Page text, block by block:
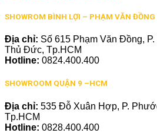
SHOWROM BÌNH LỢI – PHẠM VĂN ĐỒNG
Địa chỉ: Số 615 Phạm Văn Đồng,
Thủ Đức, Tp.HCM
Hotline: 0824.400.400
SHOWROOM QUẬN 9 –HCM
Địa chỉ: 535 Đỗ Xuân Hợp, P.
Tp.HCM
Hotline: 0828.400.400